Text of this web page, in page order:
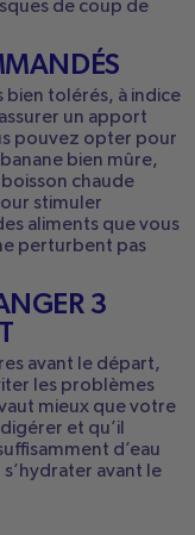
de coup de
bien tolérés, à indice
un apport
pouvez opter pour
bien mûre,
chaude
stimuler
aliments que vous
perturbent pas
3
avant le départ,
les problèmes
mieux que votre
et qu’il
d’eau
avant le